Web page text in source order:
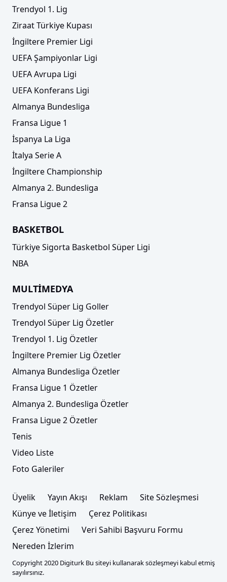
Rams Başakşehir'in muhtemel rakipleri belli
oldu!
Trendyol Süper Lig'de fikstür çekildi! İlk hafta
Transferde mutlu son! Beşiktaş kaleye bir
takviye daha yaptı
Trendyol Süper Lig'de fikstür çekimi tarihi
Trendyol 1. Lig
Ziraat Türkiye Kupası
İngiltere Premier Ligi
UEFA Şampiyonlar Ligi
UEFA Avrupa Ligi
UEFA Konferans Ligi
Almanya Bundesliga
Fransa Ligue 1
İspanya La Liga
İtalya Serie A
İngiltere Championship
Almanya 2. Bundesliga
Fransa Ligue 2
BASKETBOL
Türkiye Sigorta Basketbol Süper Ligi
NBA
MULTİMEDYA
Trendyol Süper Lig Goller
Trendyol Süper Lig Özetler
Trendyol 1. Lig Özetler
İngiltere Premier Lig Özetler
Almanya Bundesliga Özetler
Fransa Ligue 1 Özetler
Almanya 2. Bundesliga Özetler
Fransa Ligue 2 Özetler
Tenis
Video Liste
Foto Galeriler
Üyelik Yayın Akışı Reklam
Site Sözleşmesi
Künye ve İletişim
Çerez Politikası
Çerez Yönetimi
Veri Sahibi Başvuru Formu
Nereden İzlerim
Copyright 2020 Digiturk Bu siteyi kullanarak sözleşmeyi kabul etmiş
sayılırsınız.